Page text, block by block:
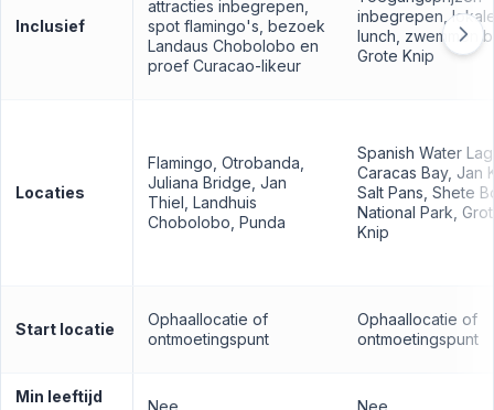
Inclusief
attracties inbegrepen,
spot flamingo's, bezoek
Landaus Chobolobo en
proef Curacao-likeur
inbegrepen,
lunch, zwemmen
Grote Knip
Locaties
Flamingo, Otrobanda,
Juliana Bridge, Jan
Thiel, Landhuis
Chobolobo, Punda
Spanish Water
Caracas Bay, Jan
Salt Pans, Shete
National Park,
Knip
Start locatie
Ophaallocatie of
ontmoetingspunt
Ophaallocatie of
ontmoetingspunt
Min leeftijd